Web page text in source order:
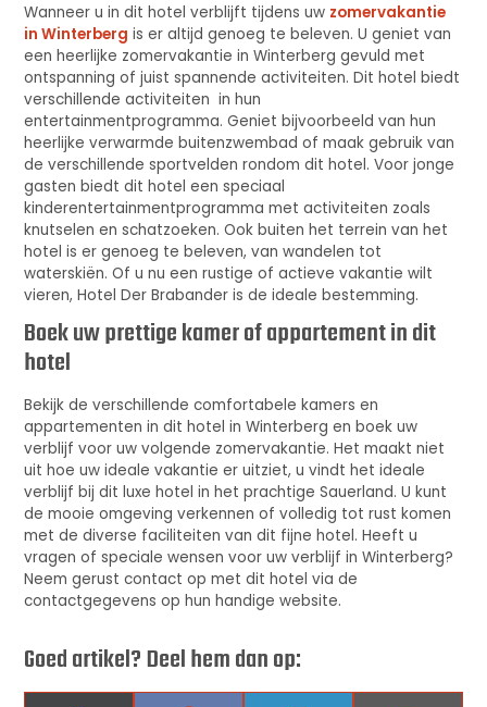
Wanneer u in dit hotel verblijft tijdens uw zomervakantie
in Winterberg is er altijd genoeg te beleven. U geniet van
een heerlijke zomervakantie in Winterberg gevuld met
ontspanning of juist spannende activiteiten. Dit hotel biedt
verschillende activiteiten in hun
entertainmentprogramma. Geniet bijvoorbeeld van hun
heerlijke verwarmde buitenzwembad of maak gebruik van
de verschillende sportvelden rondom dit hotel. Voor jonge
gasten biedt dit hotel een speciaal
kinderentertainmentprogramma met activiteiten zoals
knutselen en schatzoeken. Ook buiten het terrein van het
hotel is er genoeg te beleven, van wandelen tot
waterskiën. Of u nu een rustige of actieve vakantie wilt
vieren, Hotel Der Brabander is de ideale bestemming.
Boek uw prettige kamer of appartement in dit
hotel
Bekijk de verschillende comfortabele kamers en
appartementen in dit hotel in Winterberg en boek uw
verblijf voor uw volgende zomervakantie. Het maakt niet
uit hoe uw ideale vakantie er uitziet, u vindt het ideale
verblijf bij dit luxe hotel in het prachtige Sauerland. U kunt
de mooie omgeving verkennen of volledig tot rust komen
met de diverse faciliteiten van dit fijne hotel. Heeft u
vragen of speciale wensen voor uw verblijf in Winterberg?
Neem gerust contact op met dit hotel via de
contactgegevens op hun handige website.
Goed artikel? Deel hem dan op: